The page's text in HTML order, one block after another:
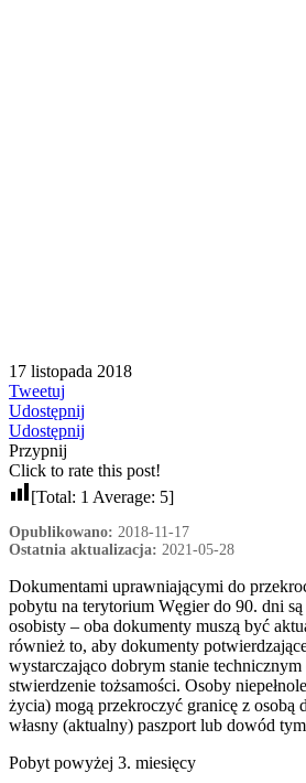
17 listopada 2018
Tweetuj
Udostępnij
Udostępnij
Przypnij
Click to rate this post!
[Total: 1 Average: 5]
Opublikowano: 2018-11-17
Ostatnia aktualizacja: 2021-05-28
Dokumentami uprawniającymi do
pobytu na terytorium Węgier do 90. dni
osobisty – oba dokumenty muszą być
również to, aby dokumenty
wystarczająco dobrym stanie technicznym
stwierdzenie tożsamości. Osoby
życia) mogą przekroczyć granicę z osobą
własny (aktualny) paszport lub dowód
Pobyt powyżej 3. miesięcy